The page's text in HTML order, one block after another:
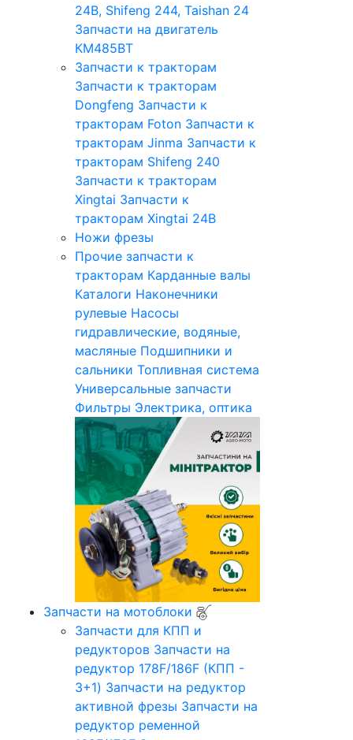
24B, Shifeng 244, Taishan 24
Запчасти на двигатель
КМ485ВТ
Запчасти к тракторам
Запчасти к тракторам
Dongfeng Запчасти к
тракторам Foton Запчасти к
тракторам Jinma Запчасти к
тракторам Shifeng 240
Запчасти к тракторам
Xingtai Запчасти к
тракторам Xingtai 24B
Ножи фрезы
Прочие запчасти к
тракторам Карданные валы
Каталоги Наконечники
рулевые Насосы
гидравлические, водяные,
масляные Подшипники и
сальники Топливная система
Универсальные запчасти
Фильтры Электрика, оптика
Запчасти на мотоблоки
Запчасти для КПП и
редукторов Запчасти на
редуктор 178F/186F (КПП -
3+1) Запчасти на редуктор
активной фрезы Запчасти на
редуктор ременной